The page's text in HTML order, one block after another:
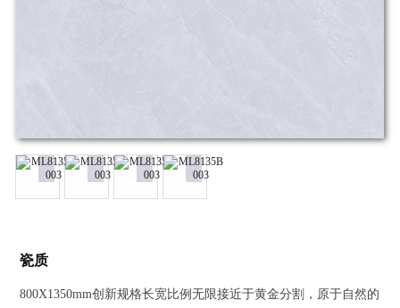
瓷质
800X1350mm创新规格长宽比例无限接近于黄金分割，原于自然的